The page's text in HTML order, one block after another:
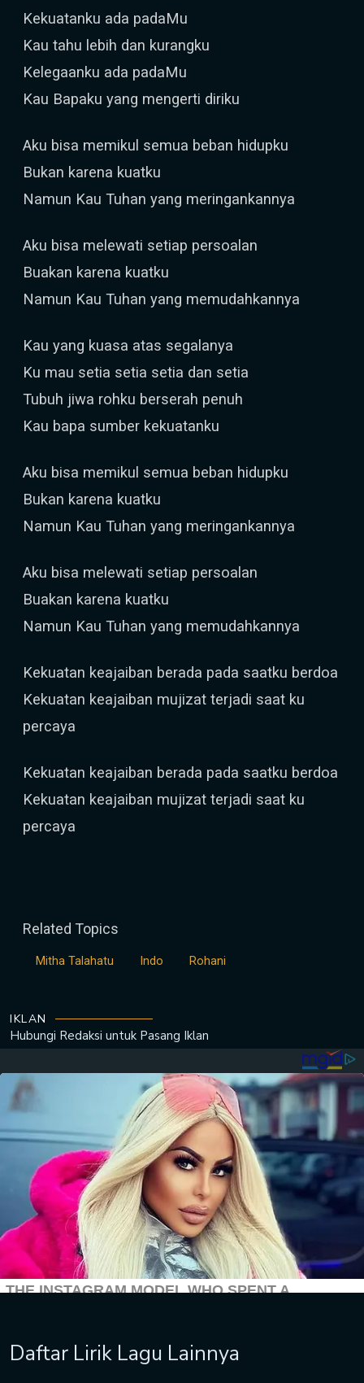
Kekuatanku ada padaMu
Kau tahu lebih dan kurangku
Kelegaanku ada padaMu
Kau Bapaku yang mengerti diriku
Aku bisa memikul semua beban hidupku
Bukan karena kuatku
Namun Kau Tuhan yang meringankannya
Aku bisa melewati setiap persoalan
Buakan karena kuatku
Namun Kau Tuhan yang memudahkannya
Kau yang kuasa atas segalanya
Ku mau setia setia setia dan setia
Tubuh jiwa rohku berserah penuh
Kau bapa sumber kekuatanku
Aku bisa memikul semua beban hidupku
Bukan karena kuatku
Namun Kau Tuhan yang meringankannya
Aku bisa melewati setiap persoalan
Buakan karena kuatku
Namun Kau Tuhan yang memudahkannya
Kekuatan keajaiban berada pada saatku berdoa
Kekuatan keajaiban mujizat terjadi saat ku
percaya
Kekuatan keajaiban berada pada saatku berdoa
Kekuatan keajaiban mujizat terjadi saat ku
percaya
Related Topics
Mitha Talahatu Indo Rohani
IKLAN
Hubungi Redaksi untuk Pasang Iklan
Daftar Lirik Lagu Lainnya